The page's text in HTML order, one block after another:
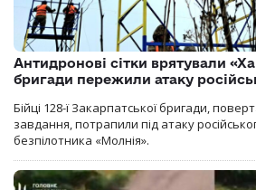
Антидронові сітки врятували
бригади пережили атаку
Бійці 128-ї Закарпатської бригади,
завдання, потрапили під атаку
безпілотника «Молнія».